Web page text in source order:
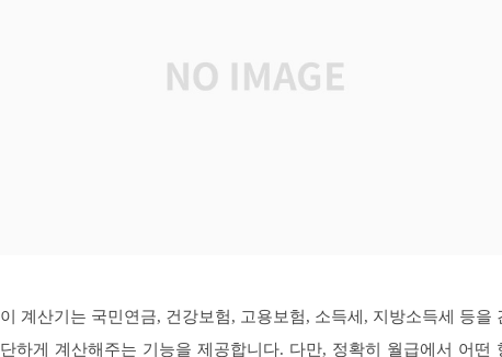
이 계산기는 국민연금, 건강보험, 고용보험, 소득세, 지방소득세 등을
단하게 계산해주는 기능을 제공합니다. 다만, 정확히 월급에서 어떤